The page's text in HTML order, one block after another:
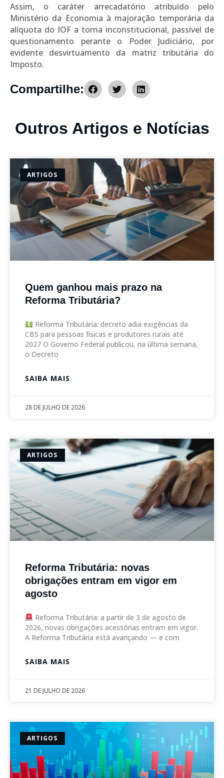
Assim, o caráter arrecadatório atribuído pelo
Ministério da Economia à majoração temporária da
alíquota do IOF a torna inconstitucional, passível de
questionamento perante o Poder Judiciário, por
evidente desvirtuamento da matriz tributária do
Imposto.
Compartilhe:
Outros Artigos e Notícias
ARTIGOS
Quem ganhou mais prazo na
Reforma Tributária?
Reforma Tributária: decreto adia exigências da
CBS para pessoas físicas e produtores rurais até
2027 O Governo Federal publicou, na última semana,
o Decreto
SAIBA MAIS
28 DE JULHO DE 2026
ARTIGOS
Reforma Tributária: novas
obrigações entram em vigor em
agosto
Reforma Tributária: a partir de 3 de agosto de
2026, novas obrigações acessórias entram em vigor.
A Reforma Tributária está avançando — e com
SAIBA MAIS
21 DE JULHO DE 2026
ARTIGOS